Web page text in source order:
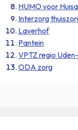
HUMO voor
Interzorg
Laverhof
Pantein
VPTZ regio
ODA zorg